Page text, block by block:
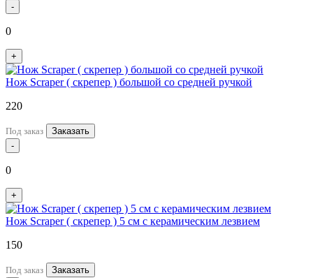
-
0
+
Нож Scraper ( скрепер ) большой со средней ручкой
220
Под заказ
Заказать
-
0
+
Нож Scraper ( скрепер ) 5 см с керамическим лезвием
150
Под заказ
Заказать